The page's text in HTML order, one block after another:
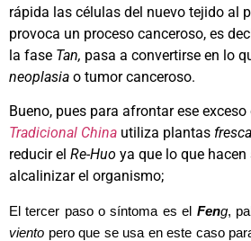
rápida las células del nuevo tejido al
provoca un proceso canceroso, es
la fase Tan, pasa a convertirse en lo
neoplasia o tumor canceroso.
Bueno, pues para afrontar ese
Tradicional China utiliza plantas
reducir el Re-Huo ya que lo que
alcalinizar el organismo;
El tercer paso o síntoma es el Feng,
viento pero que se usa en este caso